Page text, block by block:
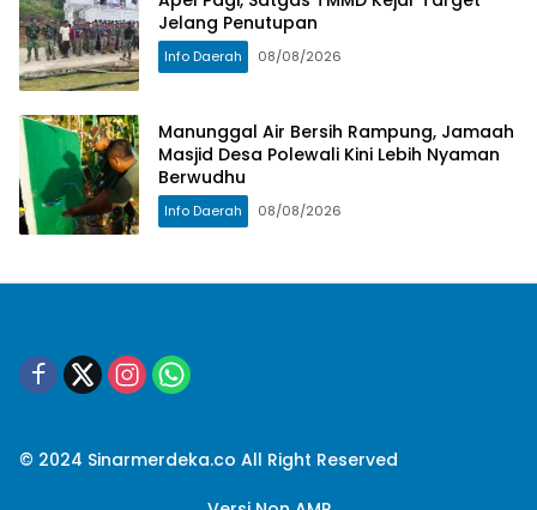
Jelang Penutupan
Info Daerah 08/08/2026
Manunggal Air Bersih Rampung, Jamaah
Masjid Desa Polewali Kini Lebih Nyaman
Berwudhu
Info Daerah 08/08/2026
© 2024 Sinarmerdeka.co All Right Reserved